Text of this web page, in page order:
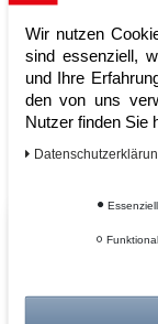
Sofort
Vom
Wir nutzen
sind essenziell,
und Ihre
den von uns
Nutzer finden Sie
Essenziell
Funktional